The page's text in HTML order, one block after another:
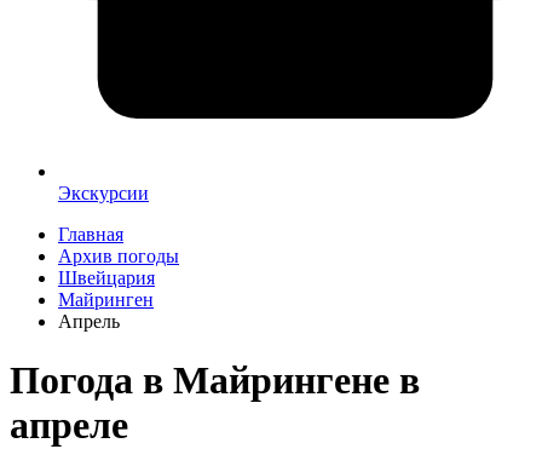
Экскурсии
Главная
Архив погоды
Швейцария
Майринген
Апрель
Погода в Майрингене в
апреле